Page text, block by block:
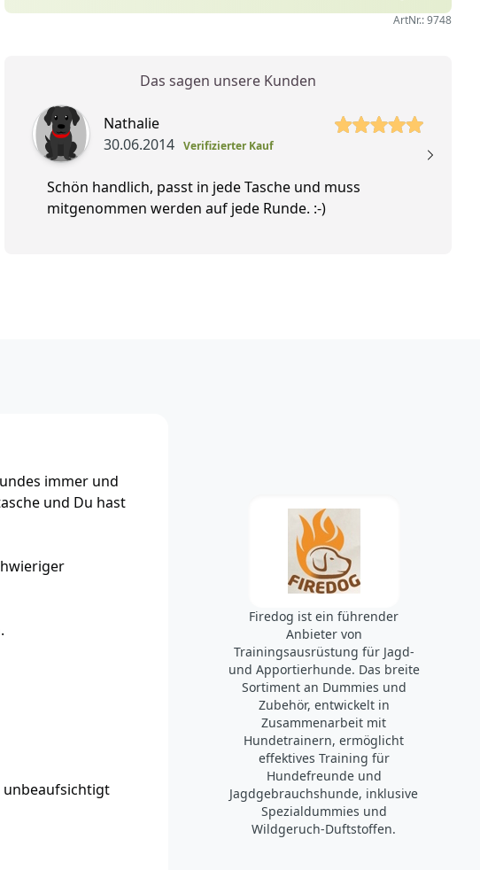
ArtNr.: 9748
Das sagen unsere Kunden
Nathalie
30.06.2014 Verifizierter Kauf
5 von 5 Sterne
Schön handlich, passt in jede Tasche und muss
mitgenommen werden auf jede Runde. :-)
immer und
und Du hast
unbeaufsichtigt
Firedog ist ein führender
Anbieter von
Trainingsausrüstung für Jagd-
und Apportierhunde. Das breite
Sortiment an Dummies und
Zubehör, entwickelt in
Zusammenarbeit mit
Hundetrainern, ermöglicht
effektives Training für
Hundefreunde und
Jagdgebrauchshunde, inklusive
Spezialdummies und
Wildgeruch-Duftstoffen.